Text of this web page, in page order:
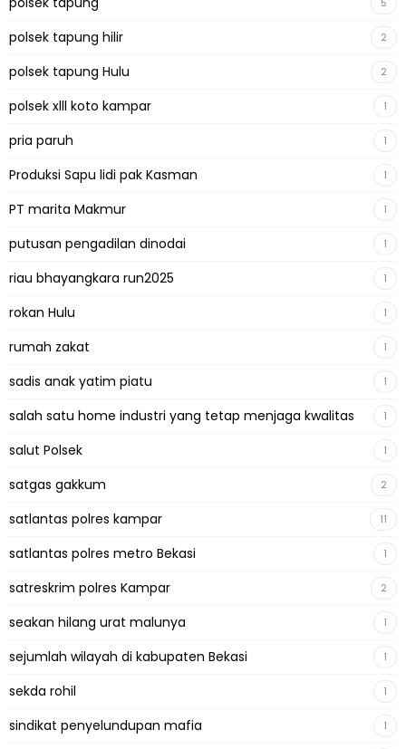
5
polsek tapung hilir 2
polsek tapung Hulu 2
polsek xlll koto kampar 1
pria paruh 1
Produksi Sapu lidi pak Kasman 1
PT marita Makmur 1
putusan pengadilan dinodai 1
riau bhayangkara run2025 1
rokan Hulu 1
rumah zakat 1
sadis anak yatim piatu 1
salah satu home industri yang tetap menjaga kwalitas 1
salut Polsek 1
satgas gakkum 2
satlantas polres kampar 11
satlantas polres metro Bekasi 1
satreskrim polres Kampar 2
seakan hilang urat malunya 1
sejumlah wilayah di kabupaten Bekasi 1
sekda rohil 1
sindikat penyelundupan mafia 1